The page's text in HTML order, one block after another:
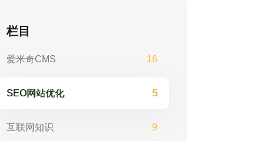
栏目
爱米奇CMS 16
SEO网站优化 5
互联网知识 9